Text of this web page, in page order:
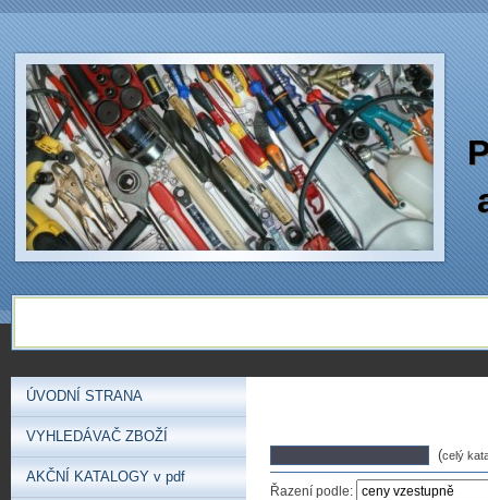
(celý
Řazení podle:
ÚVODNÍ STRANA
VYHLEDÁVAČ ZBOŽÍ
AKČNÍ KATALOGY v pdf